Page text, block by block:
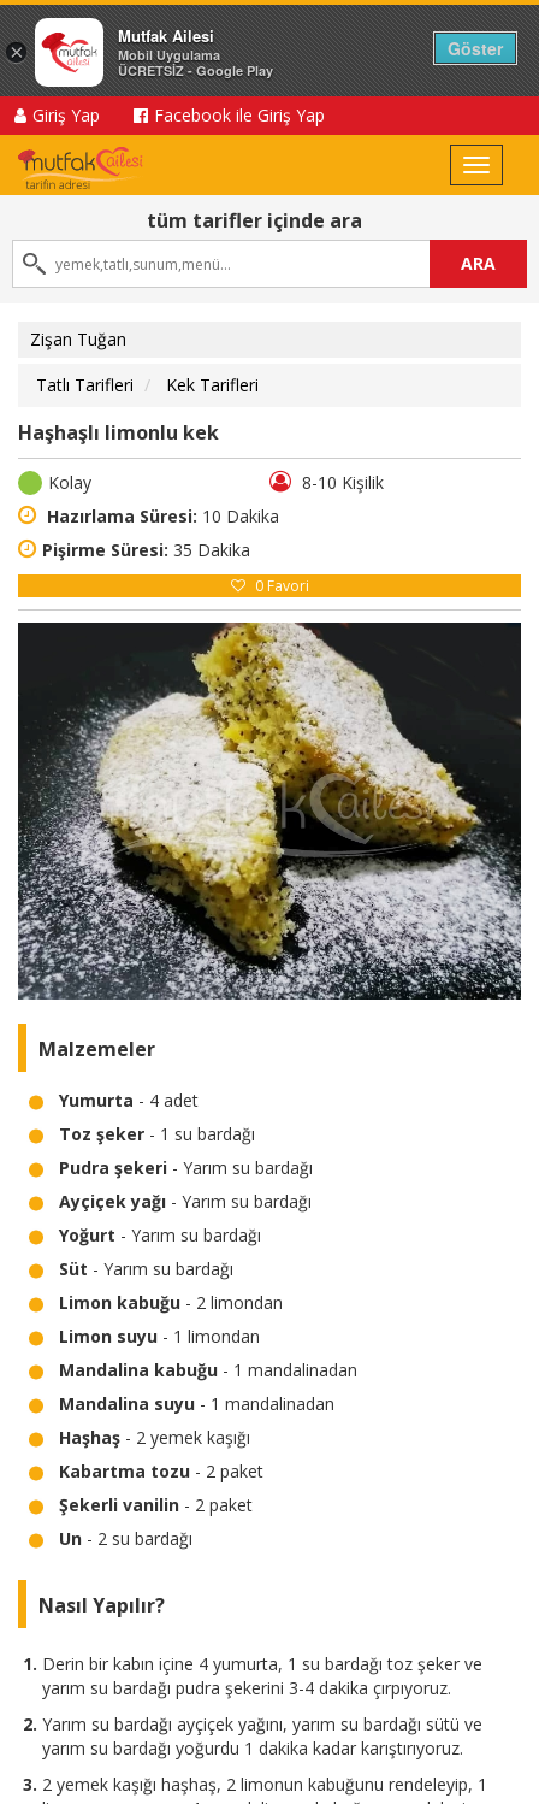
Giriş Yap Facebook ile Giriş Yap
Toggle
tüm tarifler içinde ara
ARA
Zişan Tuğan
Tatlı Tarifleri
Kek Tarifleri
Haşhaşlı limonlu kek
Kolay
8-10 Kişilik
Hazırlama Süresi: 10 Dakika
Pişirme Süresi: 35 Dakika
0 Favori
Malzemeler
Yumurta - 4 adet
Toz şeker - 1 su bardağı
Pudra şekeri - Yarım su bardağı
Ayçiçek yağı - Yarım su bardağı
Yoğurt - Yarım su bardağı
Süt - Yarım su bardağı
Limon kabuğu - 2 limondan
Limon suyu - 1 limondan
Mandalina kabuğu - 1 mandalinadan
Mandalina suyu - 1 mandalinadan
Haşhaş - 2 yemek kaşığı
Kabartma tozu - 2 paket
Şekerli vanilin - 2 paket
Un - 2 su bardağı
Nasıl Yapılır?
Derin bir kabın içine 4 yumurta, 1 su bardağı toz şeker ve
yarım su bardağı pudra şekerini 3-4 dakika çırpıyoruz.
Yarım su bardağı ayçiçek yağını, yarım su bardağı sütü ve
yarım su bardağı yoğurdu 1 dakika kadar karıştırıyoruz.
2 yemek kaşığı haşhaş, 2 limonun kabuğunu rendeleyip, 1
×
Mutfak Ailesi
Mobil Uygulama
ÜCRETSİZ - Google Play
Göster